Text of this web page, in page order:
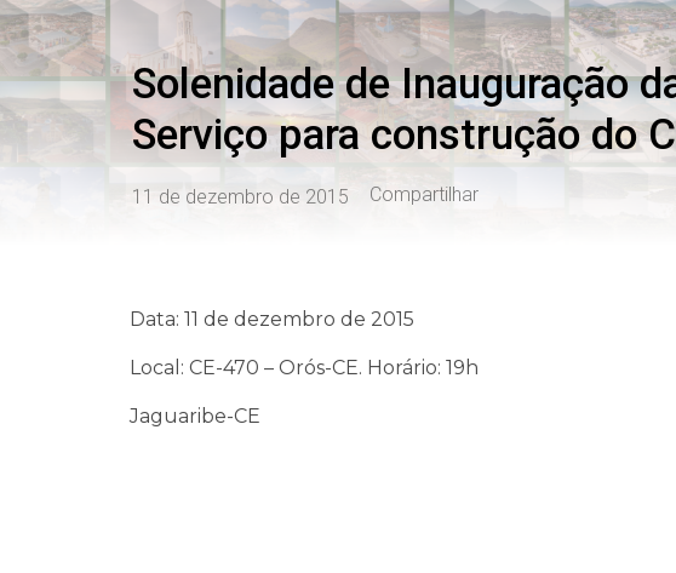
Solenidade de Inauguração
Serviço para construção do
11 de dezembro de 2015 Compartilhar
Data: 11 de dezembro de 2015
Local: CE-470 – Orós-CE. Horário: 19h
Jaguaribe-CE